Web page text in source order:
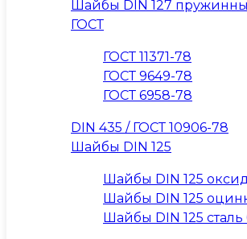
Шайбы DIN 127
ГОСТ
ГОСТ 11371-78
ГОСТ 9649-78
ГОСТ 6958-78
DIN 435 / ГОСТ 10906-78
Шайбы DIN 125
Шайбы DIN 125
Шайбы DIN 125
Шайбы DIN 125